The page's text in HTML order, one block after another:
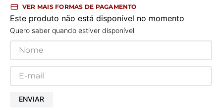
VER MAIS FORMAS DE PAGAMENTO
Este produto não está disponível no momento
Quero saber quando estiver disponível
ENVIAR